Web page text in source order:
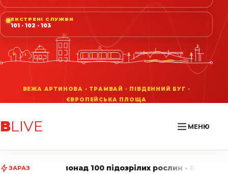
ЕКСТРЕНІ СЛУЖБИ
101 · 102 · 103
ВLIVE МЕНЮ
ЗАРАЗпідозрілих рослин • Вінниця LIVE стежить за